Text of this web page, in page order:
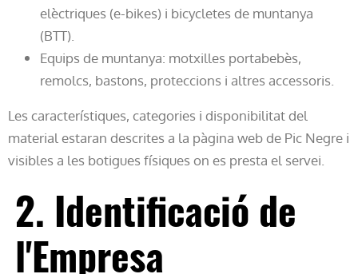
elèctriques (e-bikes) i bicycletes de muntanya
(BTT).
Equips de muntanya: motxilles portabebès,
remolcs, bastons, proteccions i altres accessoris.
Les característiques, categories i disponibilitat del
material estaran descrites a la pàgina web de Pic Negre i
visibles a les botigues físiques on es presta el servei.
2. Identificació de
l'Empresa